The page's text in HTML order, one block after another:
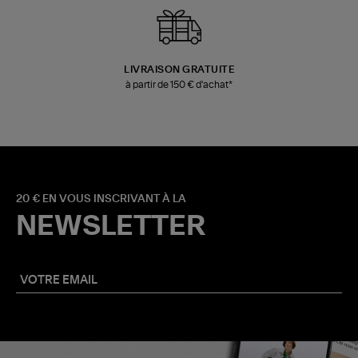
LIVRAISON GRATUITE
à partir de 150 € d'achat*
20 € EN VOUS INSCRIVANT À LA
NEWSLETTER